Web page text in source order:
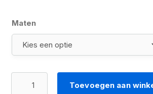
Maten
Toevoegen aan